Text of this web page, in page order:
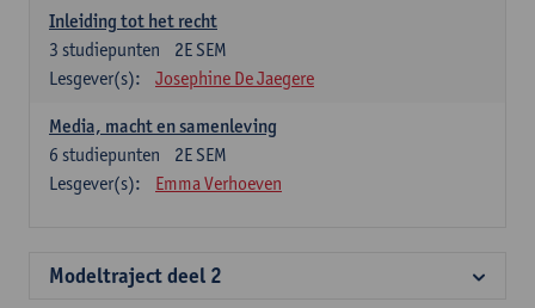
Inleiding tot het recht
2E SEM
3 studiepunten
Lesgever(s):
Josephine De Jaegere
Media, macht en samenleving
2E SEM
6 studiepunten
Lesgever(s):
Emma Verhoeven
Modeltraject deel 2